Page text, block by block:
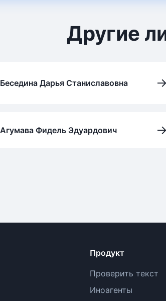
Другие
Беседина Дарья Станиславовна →
Агумава Фидель Эдуардович →
Продукт
Проверить текст
Иноагенты